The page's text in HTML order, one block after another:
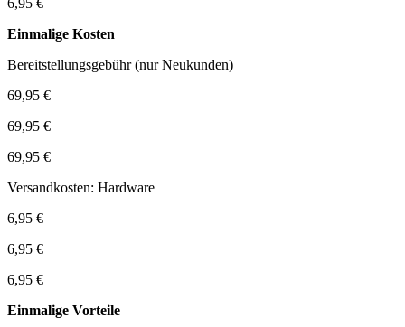
Einmalige Kosten
Bereitstellungsgebühr (nur Neukunden)
69,95 €
69,95 €
69,95 €
Versandkosten: Hardware
6,95 €
6,95 €
6,95 €
Einmalige Vorteile